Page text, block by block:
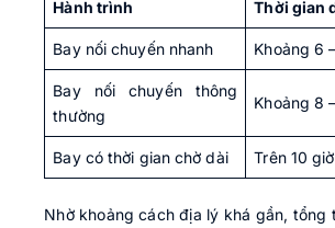
Hành trình Thời gian
Bay nối chuyến nhanh Khoảng 6
Bay nối chuyến thông
thường
Khoảng 8
Bay có thời gian chờ dài Trên 10 giờ
Nhờ khoảng cách địa lý khá gần, tổng